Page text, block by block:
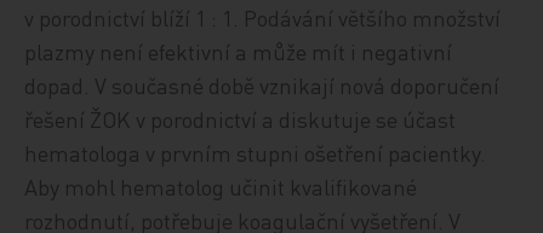
v porodnictví blíží 1 : 1. Podávání většího množství
plazmy není efektivní a může mít i negativní
dopad. V současné době vznikají nová doporučení
řešení ŽOK v porodnictví a diskutuje se účast
hematologa v prvním stupni ošetření pacientky.
Aby mohl hematolog učinit kvalifikované
rozhodnutí, potřebuje koagulační vyšetření. V